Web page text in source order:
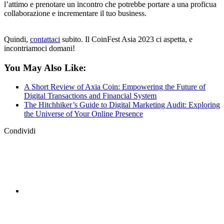
l’attimo e prenotare un incontro che potrebbe portare a una proficua
collaborazione e incrementare il tuo business.
Quindi, contattaci subito. Il CoinFest Asia 2023 ci aspetta, e
incontriamoci domani!
You May Also Like:
A Short Review of Axia Coin: Empowering the Future of
Digital Transactions and Financial System
The Hitchhiker’s Guide to Digital Marketing Audit: Exploring
the Universe of Your Online Presence
Condividi